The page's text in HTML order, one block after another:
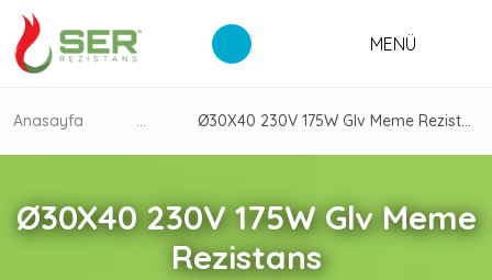
MENÜ
Ø30X40 230V 175W Glv Meme
Rezistans
Anasayfa ... Ø30X40 230V 175W Glv Meme Rezistans